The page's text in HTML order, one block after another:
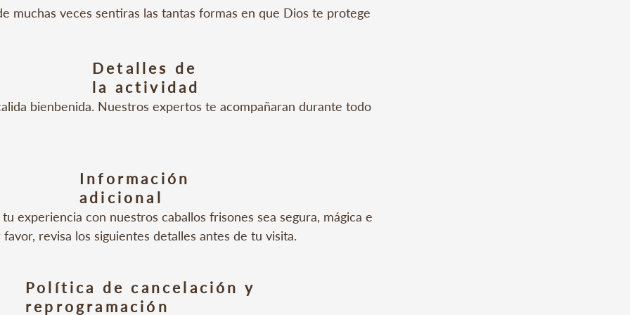
muchas veces sentiras las tantas formas en que Dios te protege
48 personas por experiencia
Detalles de
la actividad
bienbenida. Nuestros expertos te acompañaran durante todo
espiritual donde el estrés se desvanece y la ansiedad desaparece
maravillosa alegría. (20 min)
con uno de nuestros frisones
sus labios.(10 min)
Información
adicional
experiencia con nuestros caballos frisones sea segura, mágica e
revisa los siguientes detalles antes de tu visita.
antes de tu horario programado.
Política de cancelación y
reprogramación